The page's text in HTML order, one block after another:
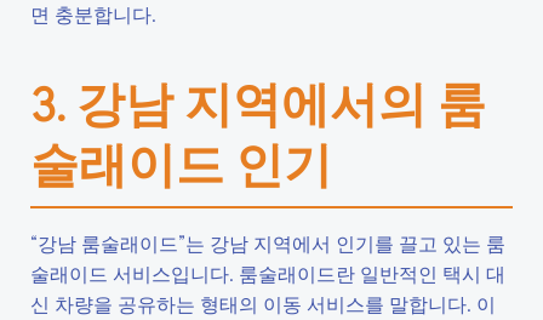
면 충분합니다.
3. 강남 지역에서의 룸
술래이드 인기
“강남 룸술래이드”는 강남 지역에서 인기를 끌고 있는 룸
술래이드 서비스입니다. 룸술래이드란 일반적인 택시 대
신 차량을 공유하는 형태의 이동 서비스를 말합니다. 이